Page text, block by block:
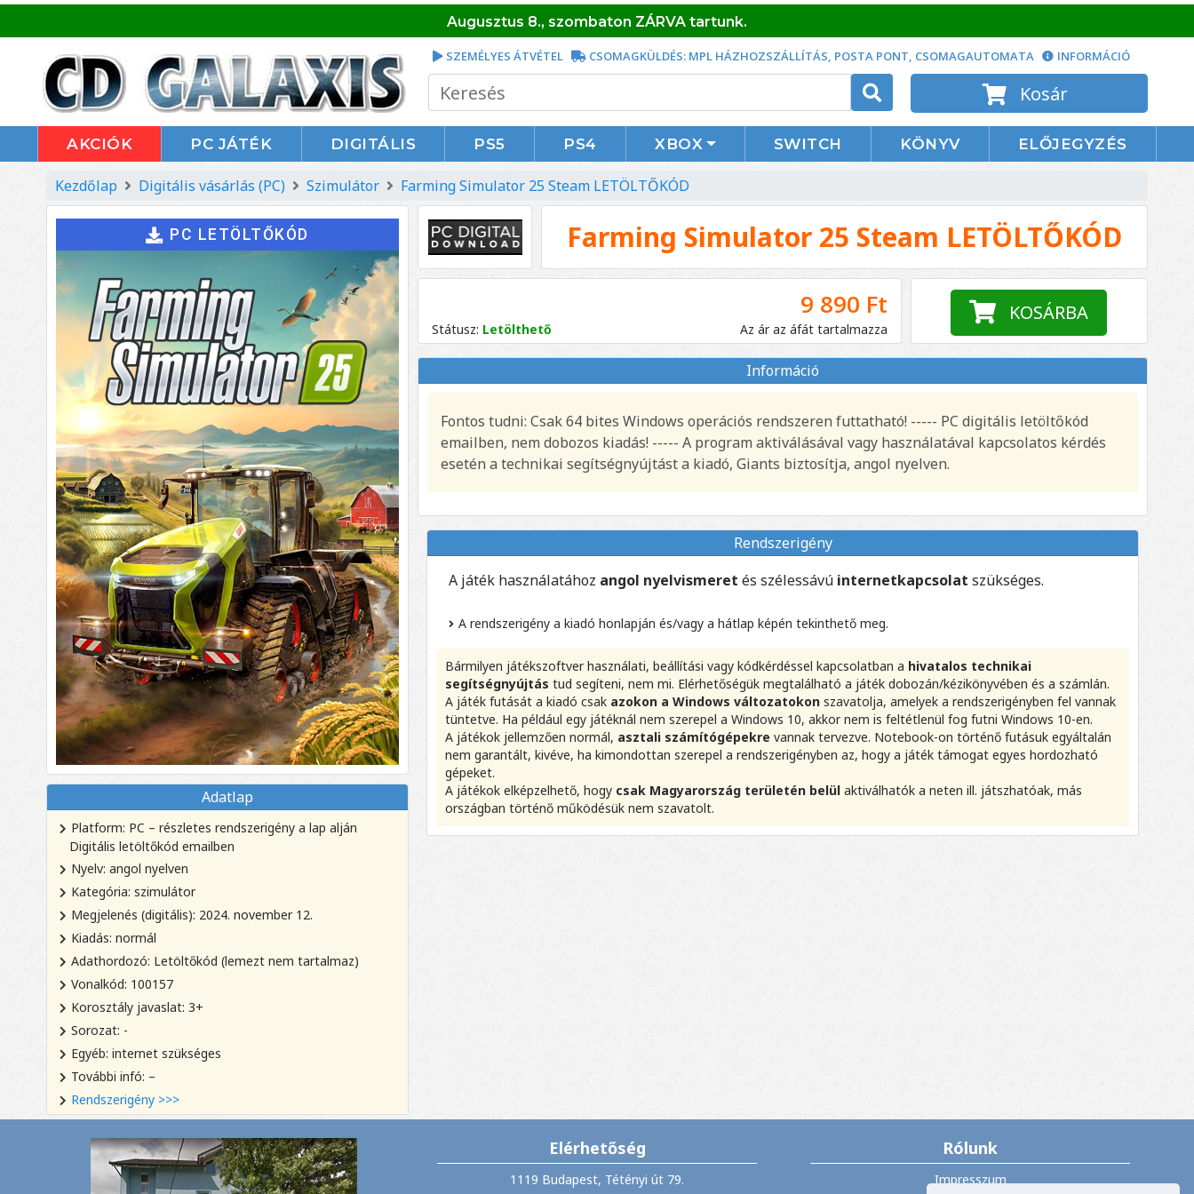
Augusztus 8., szombaton ZÁRVA tartunk.
SZEMÉLYES ÁTVÉTEL CSOMAGKÜLDÉS: MPL HÁZHOZSZÁLLÍTÁS, POSTA PONT, CSOMAGAUTOMATA INFORMÁCIÓ
Kosár
AKCIÓK PC JÁTÉK DIGITÁLIS PS5 PS4 XBOX SWITCH KÖNYV ELŐJEGYZÉS
Kezdőlap Digitális vásárlás (PC) Szimulátor Farming Simulator 25 Steam LETÖLTŐKÓD
PC LETÖLTŐKÓD
Adatlap
Platform: PC – részletes rendszerigény a lap alján
Digitális letöltőkód emailben
Nyelv: angol nyelven
Kategória: szimulátor
Megjelenés (digitális): 2024. november 12.
Kiadás: normál
Adathordozó: Letöltőkód (lemezt nem tartalmaz)
Vonalkód: 100157
Korosztály javaslat: 3+
Sorozat: -
Egyéb: internet szükséges
További infó: –
Rendszerigény >>>
Farming Simulator 25 Steam LETÖLTŐKÓD
Státusz: Letölthető
9 890 Ft
Az ár az áfát tartalmazza
KOSÁRBA
Információ
Fontos tudni: Csak 64 bites Windows operációs rendszeren futtatható! ----- PC digitális letöltőkód
emailben, nem dobozos kiadás! ----- A program aktiválásával vagy használatával kapcsolatos kérdés
esetén a technikai segítségnyújtást a kiadó, Giants biztosítja, angol nyelven.
Rendszerigény
A játék használatához angol nyelvismeret és szélessávú internetkapcsolat szükséges.
A rendszerigény a kiadó honlapján és/vagy a hátlap képén tekinthető meg.
Bármilyen játékszoftver használati, beállítási vagy kódkérdéssel kapcsolatban a hivatalos technikai
segítségnyújtás tud segíteni, nem mi. Elérhetőségük megtalálható a játék dobozán/kézikönyvében és a számlán.
A játék futását a kiadó csak azokon a Windows változatokon szavatolja, amelyek a rendszerigényben fel vannak
tüntetve. Ha például egy játéknál nem szerepel a Windows 10, akkor nem is feltétlenül fog futni Windows 10-en.
A játékok jellemzően normál, asztali számítógépekre vannak tervezve. Notebook-on történő futásuk egyáltalán
nem garantált, kivéve, ha kimondottan szerepel a rendszerigényben az, hogy a játék támogat egyes hordozható
gépeket.
A játékok elképzelhető, hogy csak Magyarország területén belül aktiválhatók a neten ill. játszhatóak, más
országban történő működésük nem szavatolt.
Elérhetőség
1119 Budapest, Tétényi út 79.
Rólunk
Impresszum